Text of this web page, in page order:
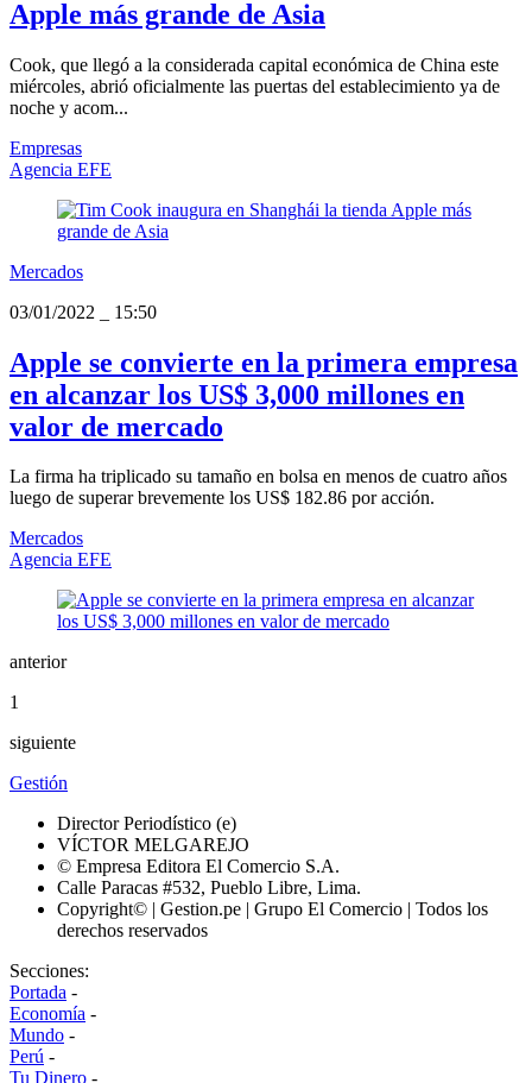
Apple más grande de Asia
Cook, que llegó a la considerada capital económica de China este
miércoles, abrió oficialmente las puertas del establecimiento ya de
noche y acom...
Empresas
Agencia EFE
Mercados
03/01/2022
15:50
Apple se convierte en la primera empresa
en alcanzar los US$ 3,000 millones en
valor de mercado
La firma ha triplicado su tamaño en bolsa en menos de cuatro años
luego de superar brevemente los US$ 182.86 por acción.
Mercados
Agencia EFE
anterior
1
siguiente
Gestión
Director Periodístico (e)
VÍCTOR MELGAREJO
© Empresa Editora El Comercio S.A.
Calle Paracas #532, Pueblo Libre, Lima.
Copyright© | Gestion.pe | Grupo El Comercio | Todos los
derechos reservados
Secciones:
Portada -
Economía -
Mundo -
Perú -
Tu Dinero -